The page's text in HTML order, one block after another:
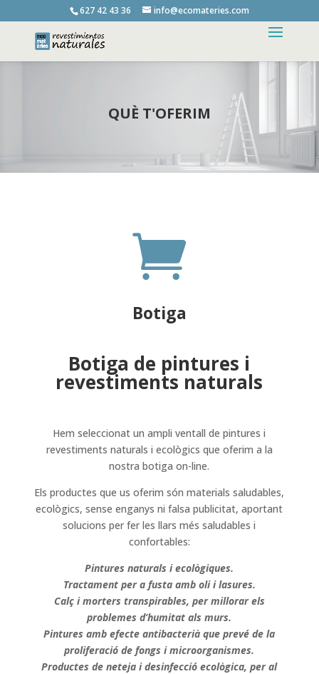
627 42 43 36 info@ecomateries.com
QUÈ T'OFERIM

Botiga
Botiga de pintures i
revestiments naturals
Hem seleccionat un ampli ventall de pintures i
revestiments naturals i ecològics que oferim a la
nostra botiga on-line.
Els productes que us oferim són materials saludables,
ecològics, sense enganys ni falsa publicitat, aportant
solucions per fer les llars més saludables i
confortables:
Pintures naturals i ecològiques.
Tractament per a fusta amb oli i lasures.
Calç i morters transpirables, per millorar els
problemes d’humitat als murs.
Pintures amb efecte antibacterià que prevé de la
proliferació de fongs i microorganismes.
Productes de neteja i desinfecció ecològica, per al